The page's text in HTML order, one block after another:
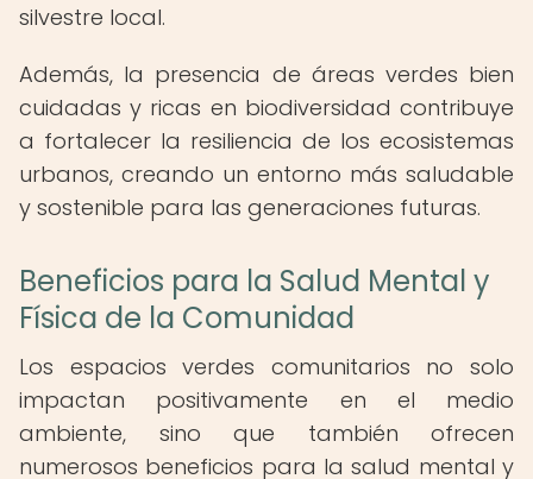
silvestre local.
Además, la presencia de áreas verdes bien
cuidadas y ricas en biodiversidad contribuye
a fortalecer la resiliencia de los ecosistemas
urbanos, creando un entorno más saludable
y sostenible para las generaciones futuras.
Beneficios para la Salud Mental y
Física de la Comunidad
Los espacios verdes comunitarios no solo
impactan positivamente en el medio
ambiente, sino que también ofrecen
numerosos beneficios para la salud mental y